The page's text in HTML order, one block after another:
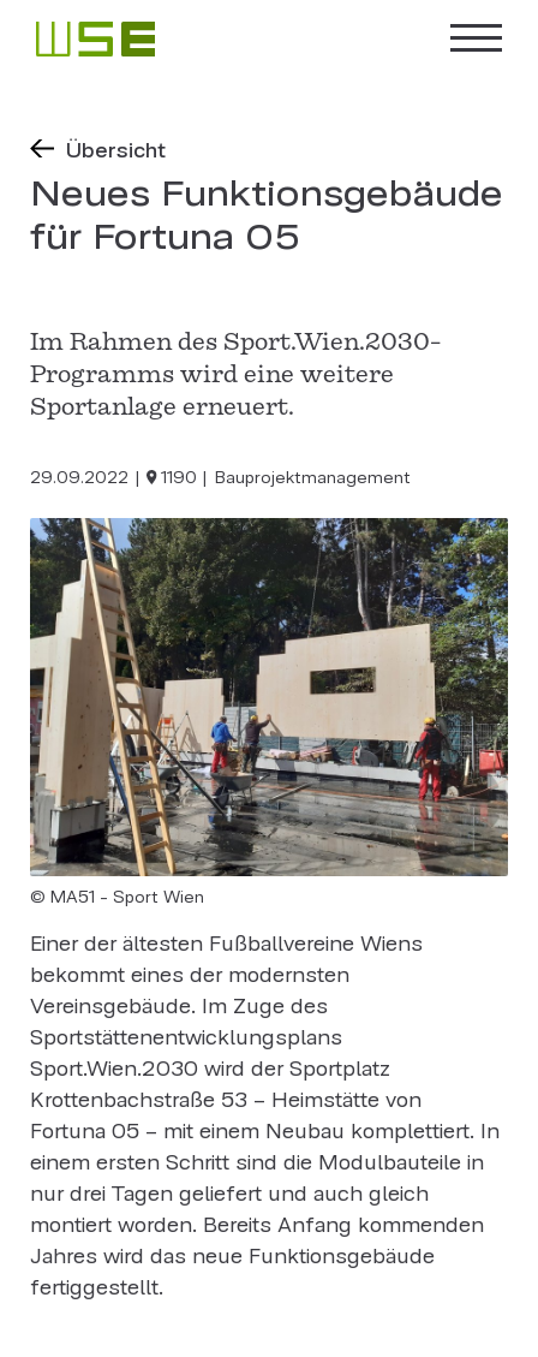
Übersicht
Neues Funktionsgebäude
für Fortuna 05
Im Rahmen des Sport.Wien.2030-
Programms wird eine weitere
Sportanlage erneuert.
29.09.2022 1190 Bauprojektmanagement
© MA51 - Sport Wien
Einer der ältesten Fußballvereine Wiens
bekommt eines der modernsten
Vereinsgebäude. Im Zuge des
Sportstättenentwicklungsplans
Sport.Wien.2030 wird der Sportplatz
Krottenbachstraße 53 – Heimstätte von
Fortuna 05 – mit einem Neubau komplettiert. In
einem ersten Schritt sind die Modulbauteile in
nur drei Tagen geliefert und auch gleich
montiert worden. Bereits Anfang kommenden
Jahres wird das neue Funktionsgebäude
fertiggestellt.